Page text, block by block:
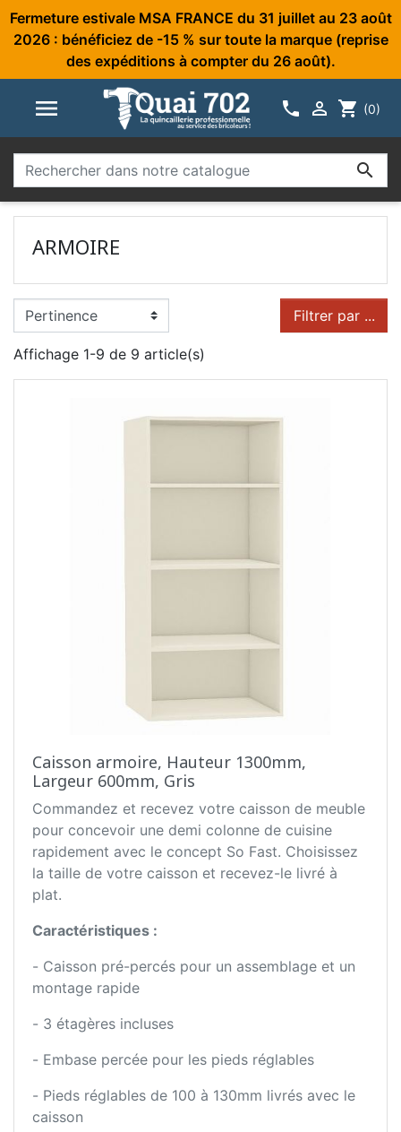
Fermeture estivale MSA FRANCE du 31 juillet au 23 août
2026 : bénéficiez de -15 % sur toute la marque (reprise
des expéditions à compter du 26 août).
   shopping_cart (0)

ARMOIRE
Filtrer par ...
Affichage 1-9 de 9 article(s)
Caisson armoire, Hauteur 1300mm,
Largeur 600mm, Gris
Commandez et recevez votre caisson de meuble
pour concevoir une demi colonne de cuisine
rapidement avec le concept So Fast. Choisissez
la taille de votre caisson et recevez-le livré à
plat.
Caractéristiques :
- Caisson pré-percés pour un assemblage et un
montage rapide
- 3 étagères incluses
- Embase percée pour les pieds réglables
- Pieds réglables de 100 à 130mm livrés avec le
caisson